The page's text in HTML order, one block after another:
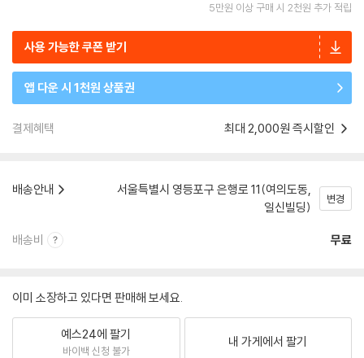
5만원 이상 구매 시 2천원 추가 적립
사용 가능한 쿠폰 받기
앱 다운 시 1천원 상품권
결제혜택 최대 2,000원 즉시할인
배송안내
서울특별시 영등포구 은행로 11(여의도동,
일신빌딩)
변경
배송비 무료
이미 소장하고 있다면 판매해 보세요.
예스24에 팔기
바이백 신청 불가
내 가게에서 팔기